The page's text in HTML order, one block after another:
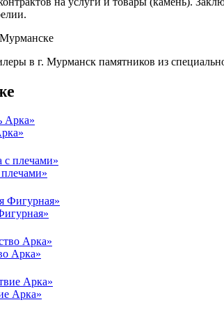
в г. Мурманск памятников из
Арка»
Арка»